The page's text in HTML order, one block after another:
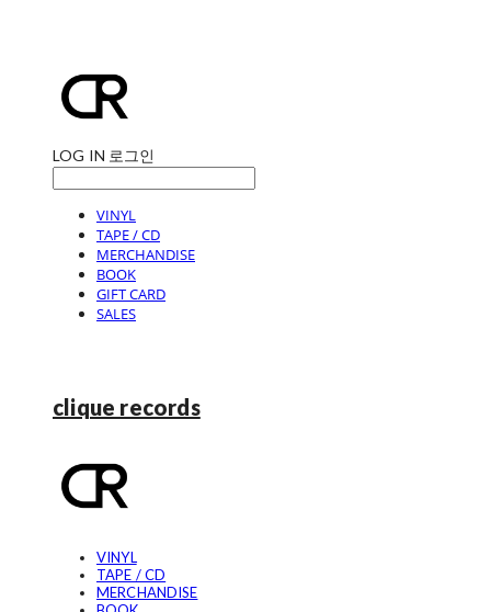
LOG IN 로그인
VINYL
TAPE / CD
MERCHANDISE
BOOK
GIFT CARD
SALES
clique records
VINYL
TAPE / CD
MERCHANDISE